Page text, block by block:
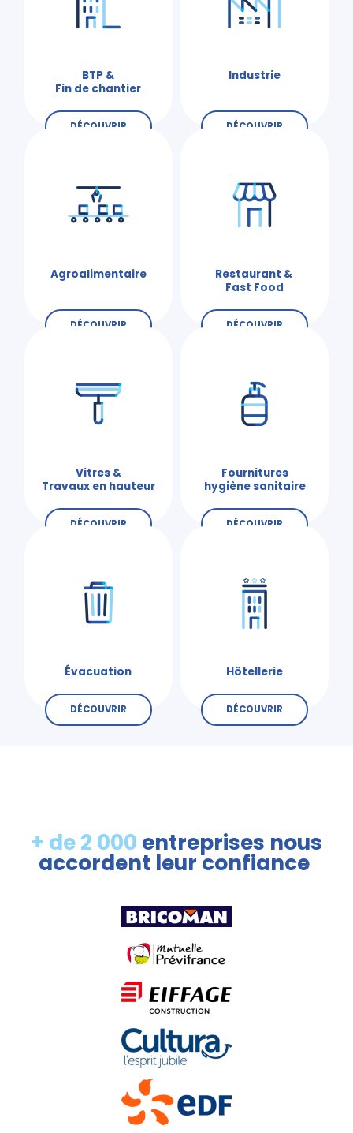
BTP &
Fin de chantier
DÉCOUVRIR
Industrie
DÉCOUVRIR
Agroalimentaire
DÉCOUVRIR
Restaurant &
Fast Food
DÉCOUVRIR
Vitres &
Travaux en hauteur
DÉCOUVRIR
Fournitures
hygiène sanitaire
DÉCOUVRIR
Évacuation
DÉCOUVRIR
Hôtellerie
DÉCOUVRIR
+ de 2 000 entreprises nous
accordent leur confiance